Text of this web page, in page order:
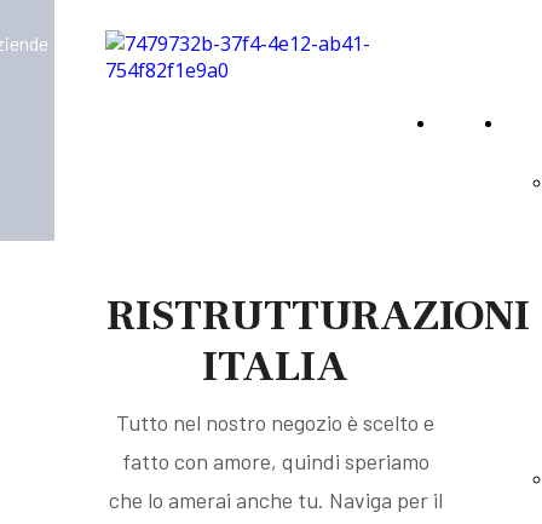
Home
RISTRUTTURAZIONI
ITALIA
Tutto nel nostro negozio è scelto e
fatto con amore, quindi speriamo
che lo amerai anche tu. Naviga per il